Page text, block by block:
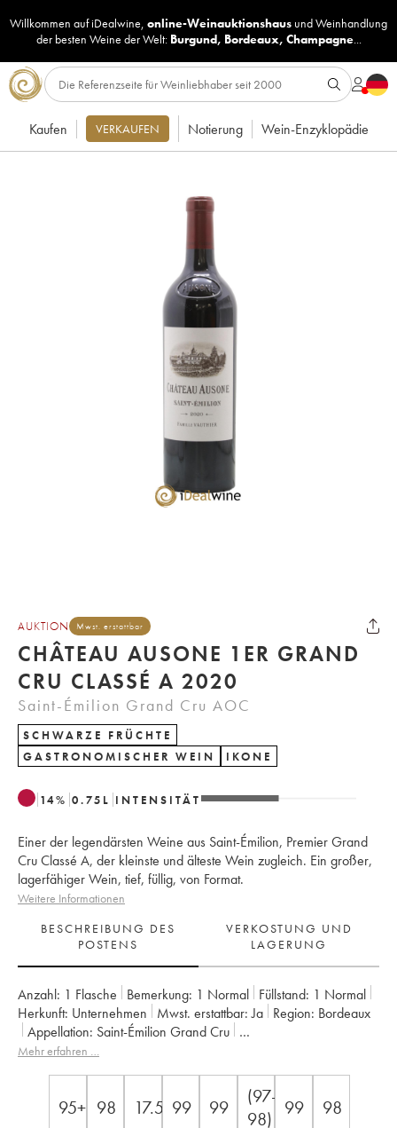
Willkommen auf iDealwine, online-Weinauktionshaus undWeinhandlung
der besten Weine der Welt: Burgund, Bordeaux, Champagne...
Kaufen VERKAUFEN Notierung Wein-Enzyklopädie
AUKTION Mwst. erstattbar
CHÂTEAU AUSONE 1ER GRAND
CRU CLASSÉ A 2020
Saint-Émilion Grand Cru AOC
SCHWARZE FRÜCHTE
GASTRONOMISCHER WEIN
IKONE
14% 0.75 L INTENSITÄT
Einer der legendärsten Weine aus Saint-Émilion, Premier Grand
Cru Classé A, der kleinste und älteste Wein zugleich. Ein großer,
lagerfähiger Wein, tief, füllig, von Format.
Weitere Informationen
BESCHREIBUNG DES
POSTENS
VERKOSTUNG UND
LAGERUNG
Anzahl: 1 Flasche Bemerkung: 1 Normal Füllstand: 1 Normal
Herkunft:
unternehmen Mwst. erstattbar: ja Region:
Bordeaux
Appellation:
Saint-Émilion Grand Cru
Klassifizierung:
Mehr erfahren …
95+ 98 17.5 99 99
(97-
98)
99 98